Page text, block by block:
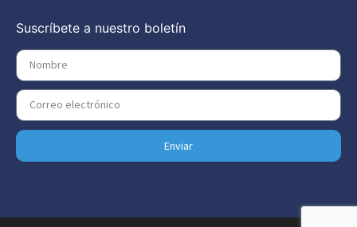
Suscríbete a nuestro boletín
Enviar